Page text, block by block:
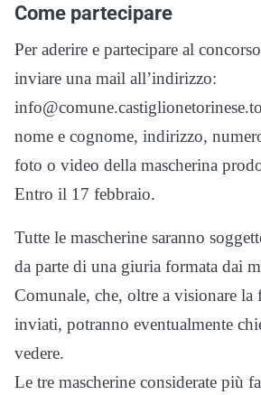
Come partecipare
Per aderire e partecipare al
inviare una mail all’indirizzo:
nome e cognome, indirizzo,
foto o video della mascherina
Entro il 17 febbraio.
Tutte le mascherine saranno
da parte di una giuria formata dai
Comunale, che, oltre a visionare
inviati, potranno eventualmente
vedere.
Le tre mascherine considerate più